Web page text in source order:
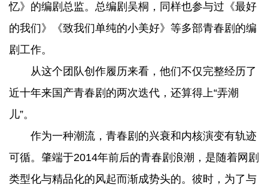
忆》的编剧总监。总编剧吴桐，同样也参与过《最好
的我们》《致我们单纯的小美好》等多部青春剧的编
剧工作。
从这个团队创作履历来看，他们不仅完整经历了
近十年来国产青春剧的两次迭代，还算得上“弄潮
儿”。
作为一种潮流，青春剧的兴衰和内核演变有轨迹
可循。肇端于2014年前后的青春剧浪潮，是随着网剧
类型化与精品化的风起而渐成势头的。彼时，为了与